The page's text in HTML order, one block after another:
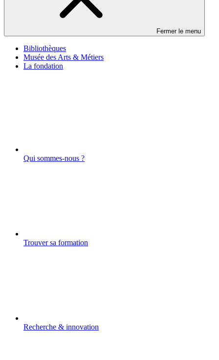
Fermer le menu
Bibliothèques
Musée des Arts & Métiers
La fondation
Qui sommes-nous ?
Trouver sa formation
Recherche & innovation